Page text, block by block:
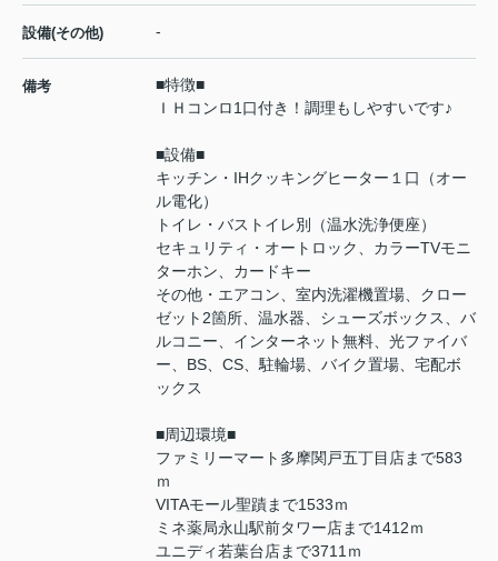
設備(その他) -
備考
■特徴■
ＩＨコンロ1口付き！調理もしやすいです♪
■設備■
キッチン・IHクッキングヒーター１口（オー
ル電化）
トイレ・バストイレ別（温水洗浄便座）
セキュリティ・オートロック、カラーTVモニ
ターホン、カードキー
その他・エアコン、室内洗濯機置場、クロー
ゼット2箇所、温水器、シューズボックス、バ
ルコニー、インターネット無料、光ファイバ
ー、BS、CS、駐輪場、バイク置場、宅配ボ
ックス
■周辺環境■
ファミリーマート多摩関戸五丁目店まで583
ｍ
VITAモール聖蹟まで1533ｍ
ミネ薬局永山駅前タワー店まで1412ｍ
ユニディ若葉台店まで3711ｍ